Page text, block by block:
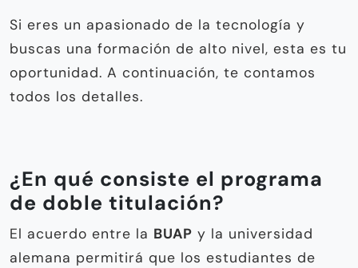
Si eres un apasionado de la tecnología y
buscas una formación de alto nivel, esta es tu
oportunidad. A continuación, te contamos
todos los detalles.
¿En qué consiste el programa
de doble titulación?
El acuerdo entre la BUAP y la universidad
alemana permitirá que los estudiantes de